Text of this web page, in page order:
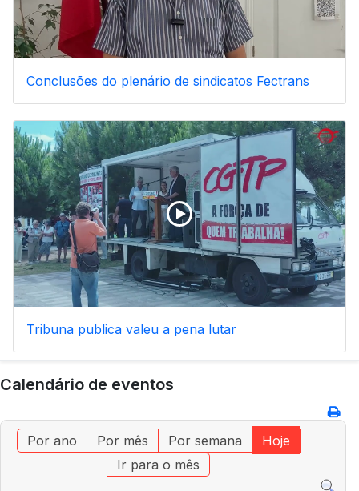
Conclusões do plenário de sindicatos Fectrans
Tribuna publica valeu a pena lutar
Calendário de eventos
Por ano Por mês Por semana
Hoje
Ir para o mês